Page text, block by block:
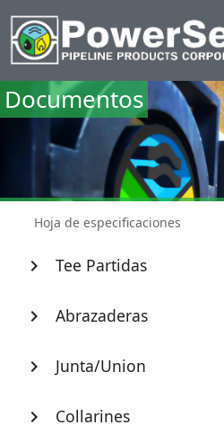
Documentos
Hoja de especificaciones
chevron_right Tee Partidas
chevron_right Abrazaderas
chevron_right Junta/Union
chevron_right Collarines